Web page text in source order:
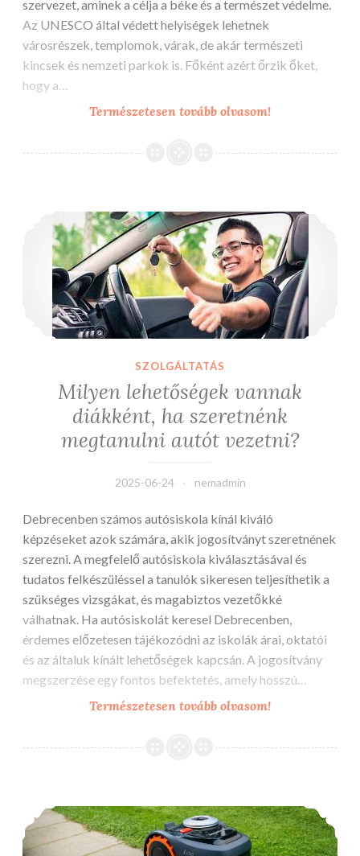
szervezet, aminek a célja a béke és a természet védelme.
Az UNESCO által védett helyiségek lehetnek
városrészek, templomok, várak, de akár természeti
kincsek és nemzeti parkok is. Főként azért őrzik őket,
hogy a…
Természetesen tovább olvasom!Világörökségek
Milyen lehetőségek vannak diákként, ha szeretnénk megtanulni autót vezetni?
SZOLGÁLTATÁS
Milyen lehetőségek vannak
diákként, ha szeretnénk
megtanulni autót vezetni?
2025-06-24 nemadmin
Debrecenben számos autósiskola kínál kiváló
képzéseket azok számára, akik jogosítványt szeretnének
szerezni. A megfelelő autósiskola kiválasztásával és
tudatos felkészüléssel a tanulók sikeresen teljesíthetik a
szükséges vizsgákat, és magabiztos vezetőkké
válhatnak. Ha autósiskolát keresel Debrecenben,
érdemes előzetesen tájékozódni az iskolák árai, oktatói
és az általuk kínált lehetőségek kapcsán. A jogosítvány
megszerzése egy fontos befektetés, amely hosszú…
Természetesen tovább olvasom!Milyen
vannak
szeretnénk
megtanulni
autót
Segway Navimow i108e és robotfűnyíró vezeték nélkül